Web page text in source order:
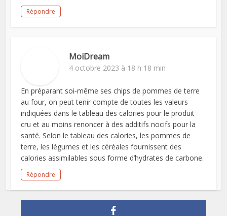
Répondre
MoiDream
4 octobre 2023 à 18 h 18 min
En préparant soi-même ses chips de pommes de terre
au four, on peut tenir compte de toutes les valeurs
indiquées dans le tableau des calories pour le produit
cru et au moins renoncer à des additifs nocifs pour la
santé. Selon le tableau des calories, les pommes de
terre, les légumes et les céréales fournissent des
calories assimilables sous forme d’hydrates de carbone.
Répondre